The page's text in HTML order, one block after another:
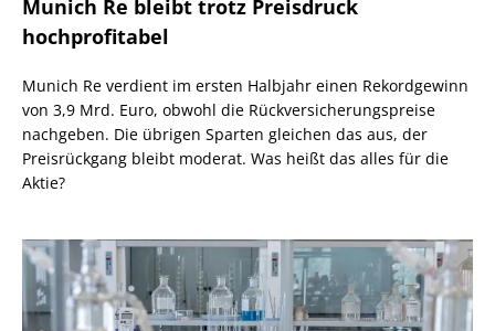
Munich Re bleibt trotz Preisdruck
hochprofitabel
Munich Re verdient im ersten Halbjahr einen Rekordgewinn
von 3,9 Mrd. Euro, obwohl die Rückversicherungspreise
nachgeben. Die übrigen Sparten gleichen das aus, der
Preisrückgang bleibt moderat. Was heißt das alles für die
Aktie?